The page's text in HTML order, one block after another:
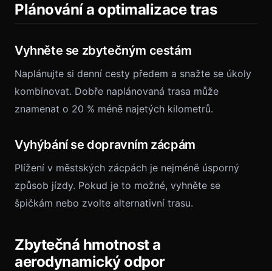
Plánování a optimalizace tras
Vyhněte se zbytečným cestám
Naplánujte si denní cesty předem a snažte se úkoly
kombinovat. Dobře naplánovaná trasa může
znamenat o 20 % méně najetých kilometrů.
Vyhýbání se dopravním zácpám
Plížení v městských zácpách je nejméně úsporný
způsob jízdy. Pokud je to možné, vyhněte se
špičkám nebo zvolte alternativní trasu.
Zbytečná hmotnost a
aerodynamický odpor